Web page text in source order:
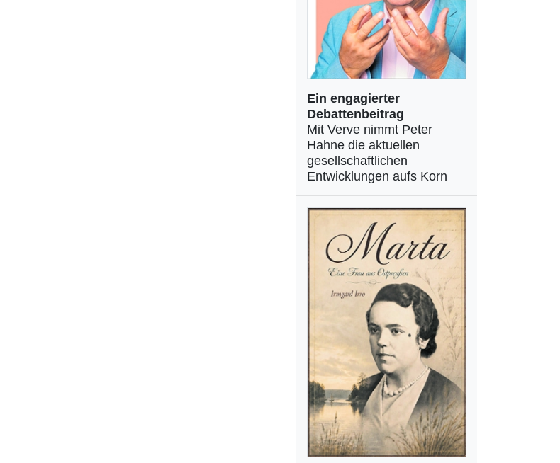
Ein engagierter
Debattenbeitrag
Mit Verve nimmt Peter
Hahne die aktuellen
gesellschaftlichen
Entwicklungen aufs Korn